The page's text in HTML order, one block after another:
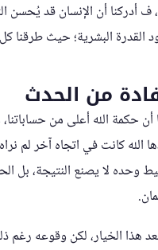
ف أدركنا أن الإنسان قد
البشرية؛ حيث طرقنا كل
من الحدث
أن حكمة الله أعلى من
الله كانت في اتجاه آخر لم
وحده لا يصنع النتيجة، بل
هذا الخيار، لكن وقوعه